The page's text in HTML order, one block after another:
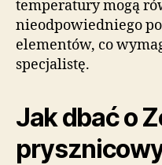
temperatury mogą
nieodpowiedniego
elementów, co
specjalistę.
Jak dbać o